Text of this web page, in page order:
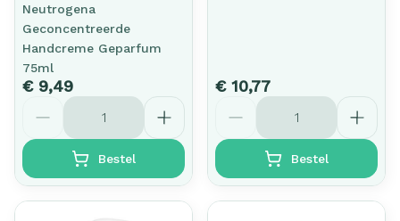
Neutrogena
Geconcentreerde
Handcreme Geparfum
75ml
€ 9,49
Aantal
Bestel
€ 10,77
Aantal
Bestel